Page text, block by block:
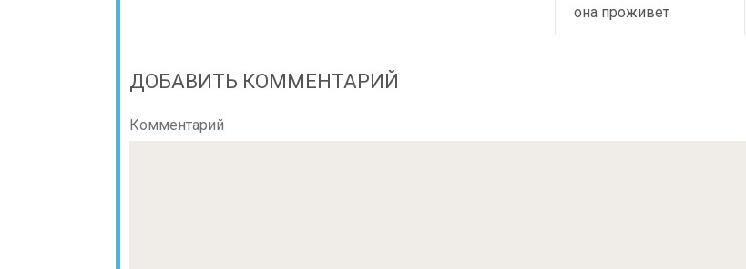
она проживет
ДОБАВИТЬ КОММЕНТАРИЙ
Комментарий